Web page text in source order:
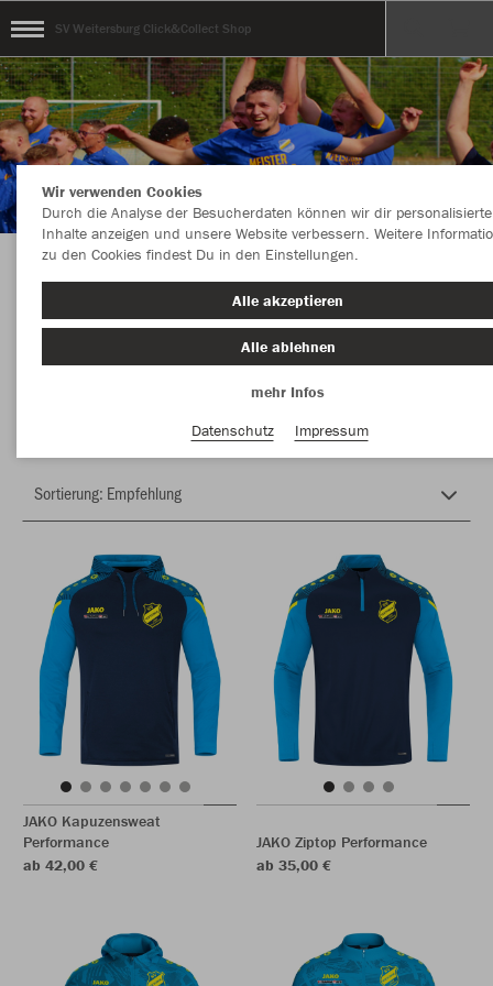
SV Weitersburg Click&Collect Shop
Herzlich Willkommen im Teamshop SV
Weitersburg Click&Collect Shop
JAKO Kapuzensweat
Performance
ab 42,00 €
JAKO Ziptop Performance
ab 35,00 €
Wir verwenden Cookies
Durch die Analyse der Besucherdaten können wir dir personalisierte
Inhalte anzeigen und unsere Website verbessern. Weitere
zu den Cookies findest Du in den Einstellungen.
Alle akzeptieren
Alle ablehnen
mehr Infos
Datenschutz
Impressum